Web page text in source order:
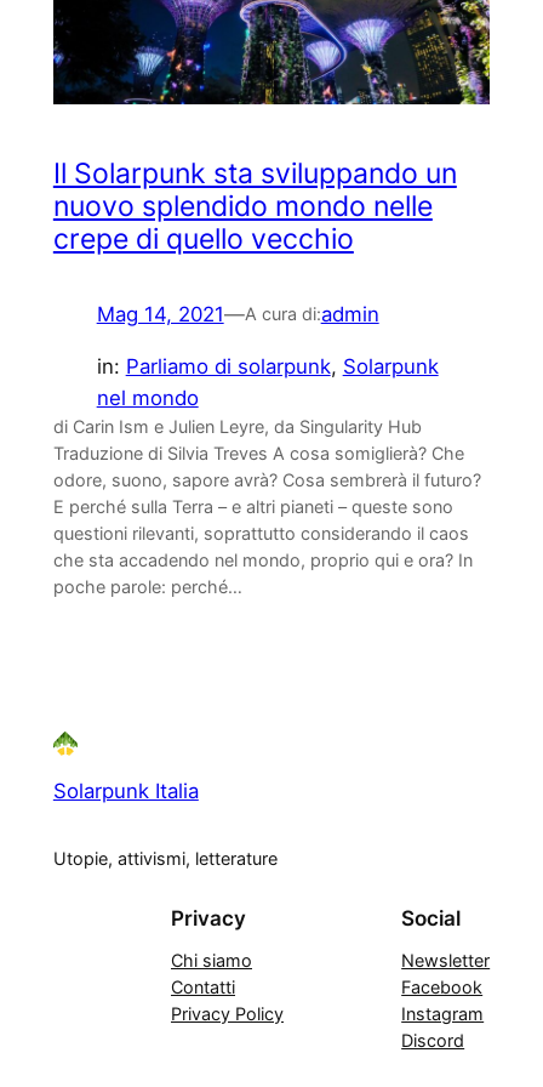
Il Solarpunk sta sviluppando un
nuovo splendido mondo nelle
crepe di quello vecchio
Mag 14, 2021—A cura di:admin
in: Parliamo di solarpunk, Solarpunk
nel mondo
di Carin Ism e Julien Leyre, da Singularity Hub
Traduzione di Silvia Treves A cosa somiglierà? Che
odore, suono, sapore avrà? Cosa sembrerà il futuro?
E perché sulla Terra – e altri pianeti – queste sono
questioni rilevanti, soprattutto considerando il caos
che sta accadendo nel mondo, proprio qui e ora? In
poche parole: perché…
Solarpunk Italia
Utopie, attivismi, letterature
Privacy
Chi siamo
Contatti
Privacy Policy
Social
Newsletter
Facebook
Instagram
Discord